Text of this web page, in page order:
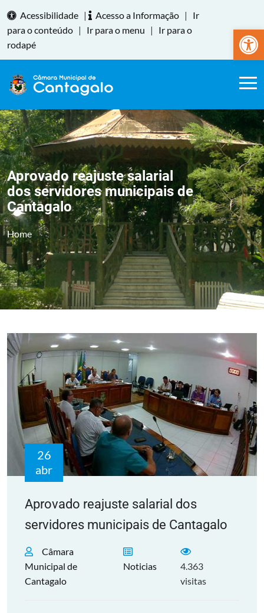
Abrir
Acessibilidade | Acesso a Informação |
Ir
para o conteúdo | Ir para o menu |
Ir para o
rodapé
Aprovado reajuste salarial
dos servidores municipais de
Cantagalo
Home
26
abr
Aprovado reajuste salarial dos
servidores municipais de Cantagalo
Câmara
Municipal de
Cantagalo
Noticias
4.363
visitas